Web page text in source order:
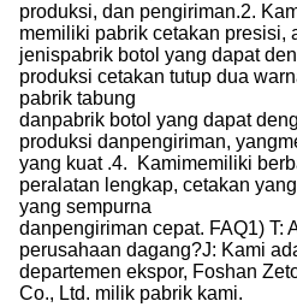
produksi, dan pengiriman.2.
memiliki pabrik cetakan presisi,
jenispabrik botol yang dapat
produksi cetakan tutup dua
pabrik tabung
danpabrik botol yang dapat
produksi danpengiriman, yang
yang kuat .4. Kamimemiliki
peralatan lengkap, cetakan
yang sempurna
danpengiriman cepat. FAQ1) T:
perusahaan dagang?J: Kami
departemen ekspor, Foshan
Co., Ltd. milik pabrik kami.